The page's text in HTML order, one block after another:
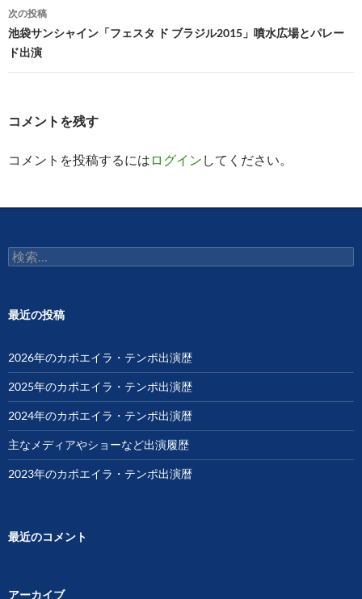
ビ
ゲ
ー
ョ
ン
次の投稿
池袋サンシャイン「フェスタ ド ブラジル2015」噴水広場とパレー
ド出演
コメントを残す
コメントを投稿するには ログイン してください。
検
索:
最近の投稿
2026年のカポエイラ・テンポ出演歴
2025年のカポエイラ・テンポ出演歴
2024年のカポエイラ・テンポ出演暦
主なメディアやショーなど出演履歴
2023年のカポエイラ・テンポ出演暦
最近のコメント
アーカイブ